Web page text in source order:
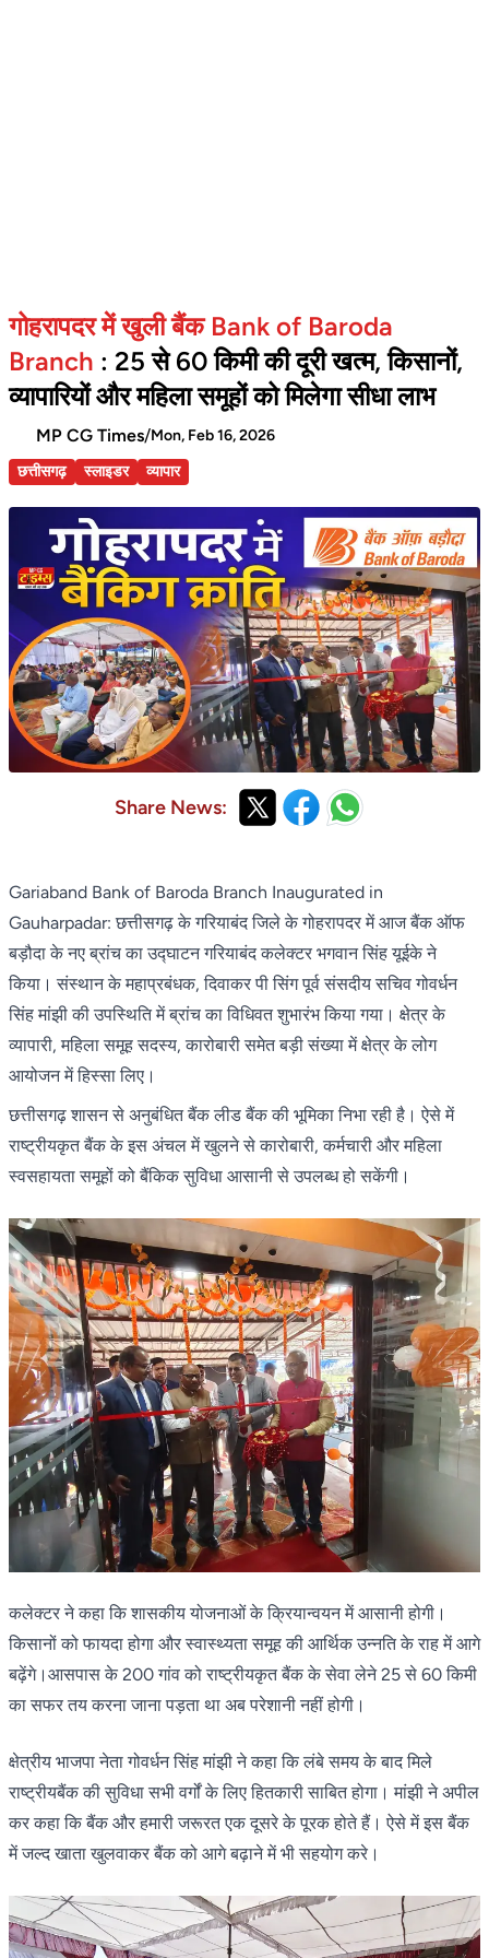
गोहरापदर में खुली बैंक Bank of Baroda
Branch : 25 से 60 किमी की दूरी खत्म, किसानों,
व्यापारियों और महिला समूहों को मिलेगा सीधा लाभ
MP CG Times/Mon, Feb 16, 2026
छत्तीसगढ़
स्लाइडर व्यापार
Share News:
Gariaband Bank of Baroda Branch Inaugurated in
Gauharpadar: छत्तीसगढ़ के गरियाबंद जिले के गोहरापदर में आज बैंक ऑफ
बड़ौदा के नए ब्रांच का उद्घाटन गरियाबंद कलेक्टर भगवान सिंह यूईके ने
किया। संस्थान के महाप्रबंधक, दिवाकर पी सिंग पूर्व संसदीय सचिव गोवर्धन
सिंह मांझी की उपस्थिति में ब्रांच का विधिवत शुभारंभ किया गया। क्षेत्र के
व्यापारी, महिला समूह सदस्य, कारोबारी समेत बड़ी संख्या में क्षेत्र के लोग
आयोजन में हिस्सा लिए।
छत्तीसगढ़ शासन से अनुबंधित बैंक लीड बैंक की भूमिका निभा रही है। ऐसे में
राष्ट्रीयकृत बैंक के इस अंचल में खुलने से कारोबारी, कर्मचारी और महिला
स्वसहायता समूहों को बैंकिक सुविधा आसानी से उपलब्ध हो सकेंगी।
कलेक्टर ने कहा कि शासकीय योजनाओं के क्रियान्वयन में आसानी होगी।
किसानों को फायदा होगा और स्वास्थ्यता समूह की आर्थिक उन्नति के राह में आगे
बढ़ेंगे।आसपास के 200 गांव को राष्ट्रीयकृत बैंक के सेवा लेने 25 से 60 किमी
का सफर तय करना जाना पड़ता था अब परेशानी नहीं होगी।
क्षेत्रीय भाजपा नेता गोवर्धन सिंह मांझी ने कहा कि लंबे समय के बाद मिले
राष्ट्रीयबैंक की सुविधा सभी वर्गों के लिए हितकारी साबित होगा। मांझी ने अपील
कर कहा कि बैंक और हमारी जरूरत एक दूसरे के पूरक होते हैं। ऐसे में इस बैंक
में जल्द खाता खुलवाकर बैंक को आगे बढ़ाने में भी सहयोग करे।